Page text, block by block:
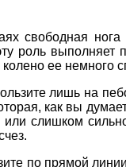
свободная нога
роль выполняет
ее немного
лишь на
как вы
слишком
по прямой